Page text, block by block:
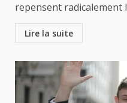
repensent radicalement
Lire la suite